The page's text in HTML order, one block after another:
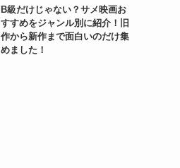
B級だけじゃない？サメ映画お
すすめをジャンル別に紹介！旧
作から新作まで面白いのだけ集
めました！